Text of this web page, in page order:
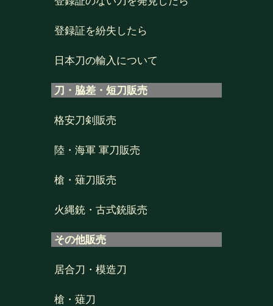
登録証を紛失したら
日本刀の輸入について
刀・脇差・短刀販売
格安刀剣販売
陸・海軍 軍刀販売
槍・薙刀販売
火縄銃・古式銃販売
その他販売
居合刀・模造刀
槍・薙刀